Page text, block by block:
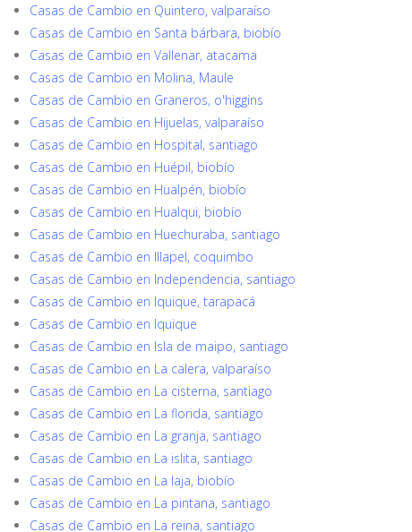
Casas de Cambio en Quintero, valparaíso
Casas de Cambio en Santa bárbara, biobío
Casas de Cambio en Vallenar, atacama
Casas de Cambio en Molina, Maule
Casas de Cambio en Graneros, o'higgins
Casas de Cambio en Hijuelas, valparaíso
Casas de Cambio en Hospital, santiago
Casas de Cambio en Huépil, biobío
Casas de Cambio en Hualpén, biobío
Casas de Cambio en Hualqui, biobío
Casas de Cambio en Huechuraba, santiago
Casas de Cambio en Illapel, coquimbo
Casas de Cambio en Independencia, santiago
Casas de Cambio en Iquique, tarapacá
Casas de Cambio en Iquique
Casas de Cambio en Isla de maipo, santiago
Casas de Cambio en La calera, valparaíso
Casas de Cambio en La cisterna, santiago
Casas de Cambio en La florida, santiago
Casas de Cambio en La granja, santiago
Casas de Cambio en La islita, santiago
Casas de Cambio en La laja, biobío
Casas de Cambio en La pintana, santiago
Casas de Cambio en La reina, santiago